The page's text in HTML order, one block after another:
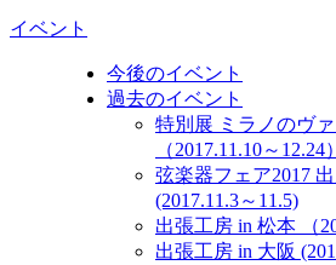
イベント
今後のイベント
過去のイベント
特別展 ミラノのヴ
（2017.11.10～12.24）
弦楽器フェア2017
(2017.11.3～11.5)
出張工房 in 松本 （
出張工房 in 大阪